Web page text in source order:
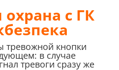
с ГК
тревожной кнопки
в случае
тревоги сразу же